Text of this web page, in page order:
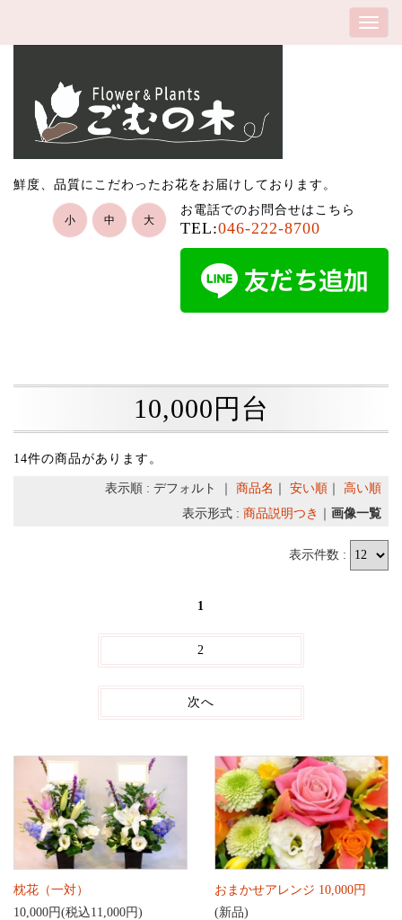
鮮度、品質にこだわったお花をお届けしております。
お電話でのお問合せはこちら
TEL:046-222-8700
小 中 大
10,000円台
14件の商品があります。
表示順 : デフォルト ｜ 商品名 安い順
高い順
表示形式 : 商品説明つき 画像一覧
表示件数 :
1
2
次へ
枕花（一対）
10,000円(税込11,000円)
おまかせアレンジ 10,000円
(新品)